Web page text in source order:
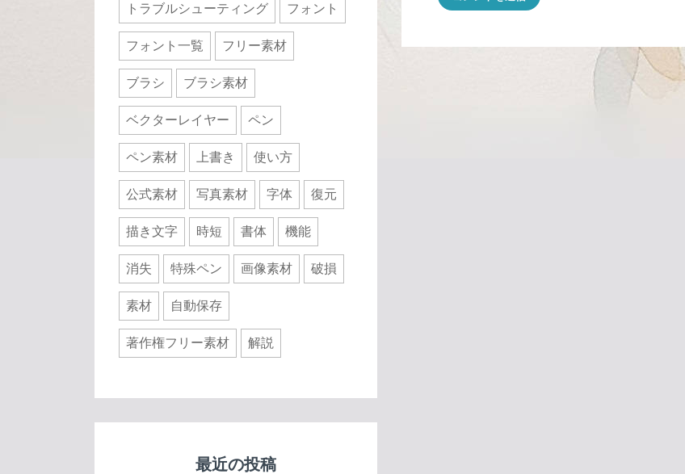
トラブルシューティング フォント
フォント一覧 フリー素材
ブラシ ブラシ素材
ベクターレイヤー ペン
ペン素材 上書き 使い方
公式素材 写真素材 字体 復元
描き文字 時短 書体 機能
消失 特殊ペン 画像素材 破損
素材 自動保存
著作権フリー素材 解説
最近の投稿